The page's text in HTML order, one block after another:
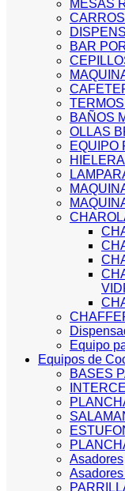
MESAS
BAR
BAÑOS
OLLAS
EQUIPO
Equipo
Equipos de
BASES
Asadores